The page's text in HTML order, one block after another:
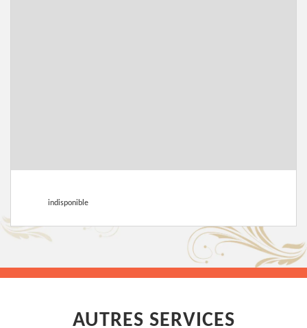
indisponible
AUTRES SERVICES